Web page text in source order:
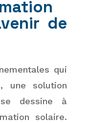
de
qui
une solution
dessine à
solaire.